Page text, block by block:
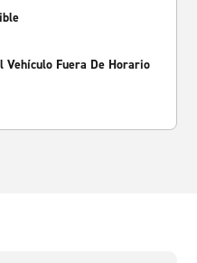
Vehículo Fuera De Horario